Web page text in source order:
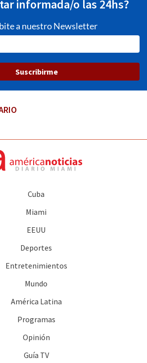
informada/o las 24hs?
a nuestro Newsletter
Suscribirme
Cuba
Miami
EEUU
Deportes
Entretenimientos
Mundo
América Latina
Programas
Opinión
Guía TV